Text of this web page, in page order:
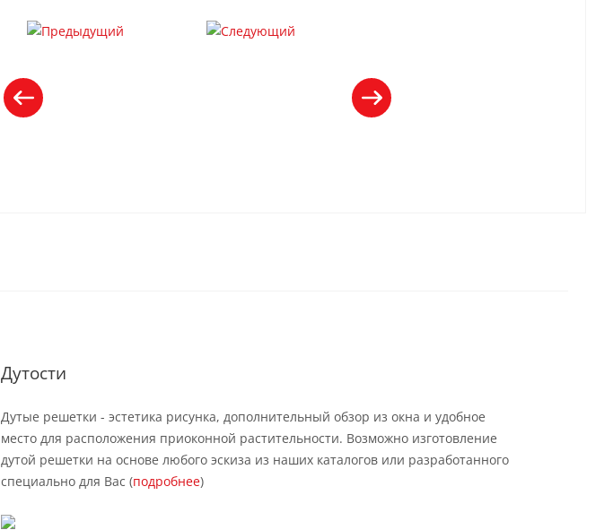
Дутости
Дутые решетки - эстетика рисунка, дополнительный обзор из окна и удобное
место для расположения приоконной растительности. Возможно изготовление
дутой решетки на основе любого эскиза из наших каталогов или разработанного
специально для Вас (подробнее)